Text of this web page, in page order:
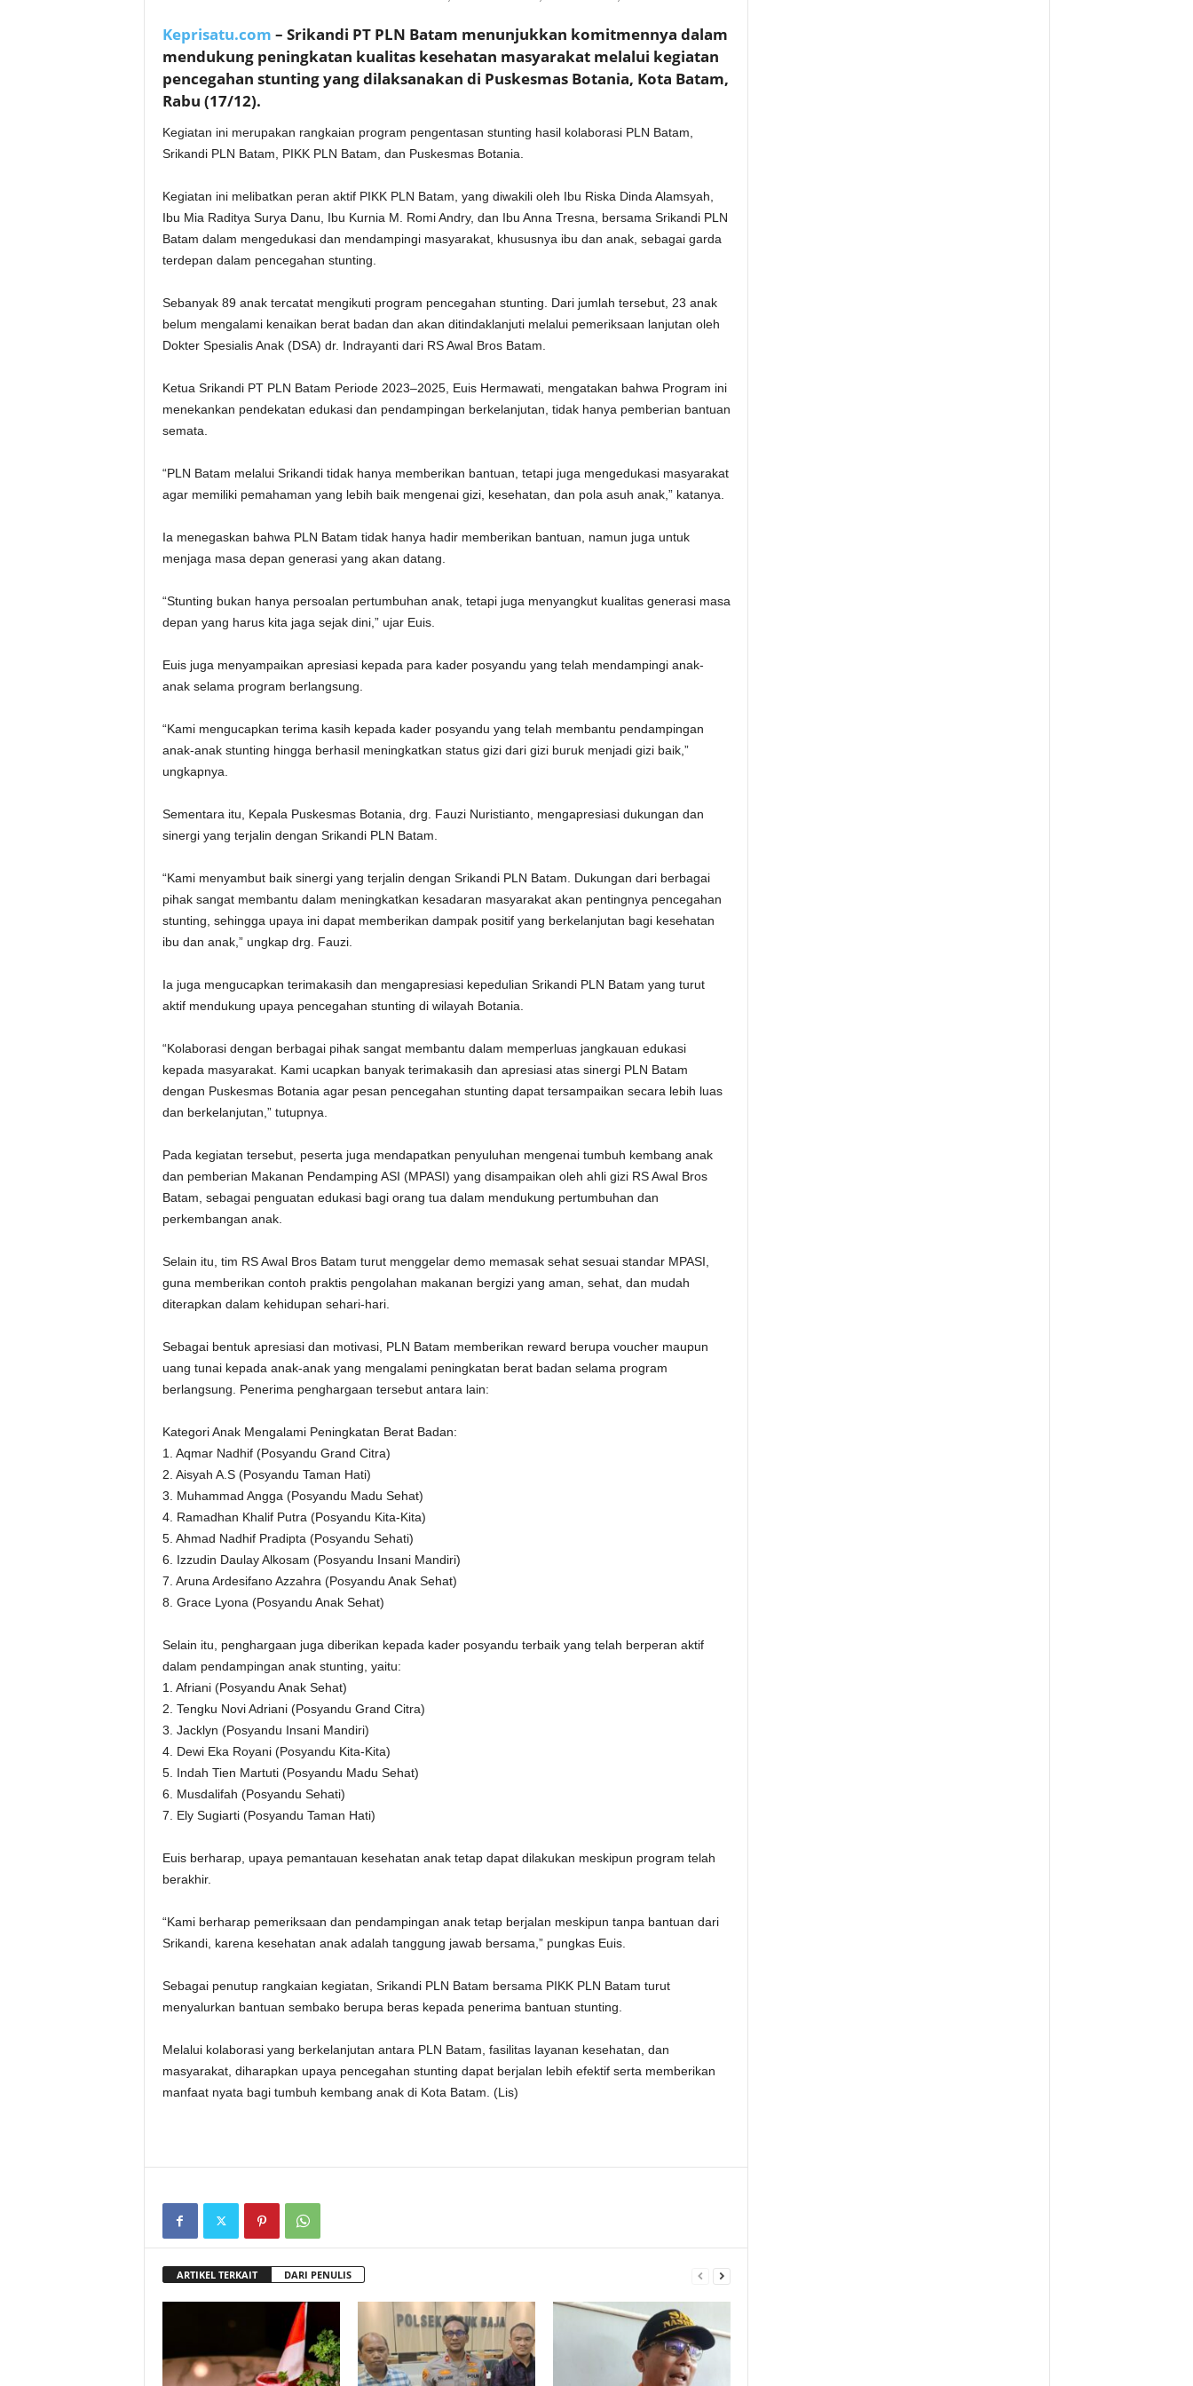
Keprisatu.com – Srikandi PT PLN Batam menunjukkan komitmennya dalam
mendukung peningkatan kualitas kesehatan masyarakat melalui kegiatan
pencegahan stunting yang dilaksanakan di Puskesmas Botania, Kota Batam,
Rabu (17/12).
Kegiatan ini merupakan rangkaian program pengentasan stunting hasil kolaborasi PLN Batam,
Srikandi PLN Batam, PIKK PLN Batam, dan Puskesmas Botania.
Kegiatan ini melibatkan peran aktif PIKK PLN Batam, yang diwakili oleh Ibu Riska Dinda Alamsyah,
Ibu Mia Raditya Surya Danu, Ibu Kurnia M. Romi Andry, dan Ibu Anna Tresna, bersama Srikandi PLN
Batam dalam mengedukasi dan mendampingi masyarakat, khususnya ibu dan anak, sebagai garda
terdepan dalam pencegahan stunting.
Sebanyak 89 anak tercatat mengikuti program pencegahan stunting. Dari jumlah tersebut, 23 anak
belum mengalami kenaikan berat badan dan akan ditindaklanjuti melalui pemeriksaan lanjutan oleh
Dokter Spesialis Anak (DSA) dr. Indrayanti dari RS Awal Bros Batam.
Ketua Srikandi PT PLN Batam Periode 2023–2025, Euis Hermawati, mengatakan bahwa Program ini
menekankan pendekatan edukasi dan pendampingan berkelanjutan, tidak hanya pemberian bantuan
semata.
“PLN Batam melalui Srikandi tidak hanya memberikan bantuan, tetapi juga mengedukasi masyarakat
agar memiliki pemahaman yang lebih baik mengenai gizi, kesehatan, dan pola asuh anak,” katanya.
Ia menegaskan bahwa PLN Batam tidak hanya hadir memberikan bantuan, namun juga untuk
menjaga masa depan generasi yang akan datang.
“Stunting bukan hanya persoalan pertumbuhan anak, tetapi juga menyangkut kualitas generasi masa
depan yang harus kita jaga sejak dini,” ujar Euis.
Euis juga menyampaikan apresiasi kepada para kader posyandu yang telah mendampingi anak-
anak selama program berlangsung.
“Kami mengucapkan terima kasih kepada kader posyandu yang telah membantu pendampingan
anak-anak stunting hingga berhasil meningkatkan status gizi dari gizi buruk menjadi gizi baik,”
ungkapnya.
Sementara itu, Kepala Puskesmas Botania, drg. Fauzi Nuristianto, mengapresiasi dukungan dan
sinergi yang terjalin dengan Srikandi PLN Batam.
“Kami menyambut baik sinergi yang terjalin dengan Srikandi PLN Batam. Dukungan dari berbagai
pihak sangat membantu dalam meningkatkan kesadaran masyarakat akan pentingnya pencegahan
stunting, sehingga upaya ini dapat memberikan dampak positif yang berkelanjutan bagi kesehatan
ibu dan anak,” ungkap drg. Fauzi.
Ia juga mengucapkan terimakasih dan mengapresiasi kepedulian Srikandi PLN Batam yang turut
aktif mendukung upaya pencegahan stunting di wilayah Botania.
“Kolaborasi dengan berbagai pihak sangat membantu dalam memperluas jangkauan edukasi
kepada masyarakat. Kami ucapkan banyak terimakasih dan apresiasi atas sinergi PLN Batam
dengan Puskesmas Botania agar pesan pencegahan stunting dapat tersampaikan secara lebih luas
dan berkelanjutan,” tutupnya.
Pada kegiatan tersebut, peserta juga mendapatkan penyuluhan mengenai tumbuh kembang anak
dan pemberian Makanan Pendamping ASI (MPASI) yang disampaikan oleh ahli gizi RS Awal Bros
Batam, sebagai penguatan edukasi bagi orang tua dalam mendukung pertumbuhan dan
perkembangan anak.
Selain itu, tim RS Awal Bros Batam turut menggelar demo memasak sehat sesuai standar MPASI,
guna memberikan contoh praktis pengolahan makanan bergizi yang aman, sehat, dan mudah
diterapkan dalam kehidupan sehari-hari.
Sebagai bentuk apresiasi dan motivasi, PLN Batam memberikan reward berupa voucher maupun
uang tunai kepada anak-anak yang mengalami peningkatan berat badan selama program
berlangsung. Penerima penghargaan tersebut antara lain:
Kategori Anak Mengalami Peningkatan Berat Badan:
1. Aqmar Nadhif (Posyandu Grand Citra)
2. Aisyah A.S (Posyandu Taman Hati)
3. Muhammad Angga (Posyandu Madu Sehat)
4. Ramadhan Khalif Putra (Posyandu Kita-Kita)
5. Ahmad Nadhif Pradipta (Posyandu Sehati)
6. Izzudin Daulay Alkosam (Posyandu Insani Mandiri)
7. Aruna Ardesifano Azzahra (Posyandu Anak Sehat)
8. Grace Lyona (Posyandu Anak Sehat)
Selain itu, penghargaan juga diberikan kepada kader posyandu terbaik yang telah berperan aktif
dalam pendampingan anak stunting, yaitu:
1. Afriani (Posyandu Anak Sehat)
2. Tengku Novi Adriani (Posyandu Grand Citra)
3. Jacklyn (Posyandu Insani Mandiri)
4. Dewi Eka Royani (Posyandu Kita-Kita)
5. Indah Tien Martuti (Posyandu Madu Sehat)
6. Musdalifah (Posyandu Sehati)
7. Ely Sugiarti (Posyandu Taman Hati)
Euis berharap, upaya pemantauan kesehatan anak tetap dapat dilakukan meskipun program telah
berakhir.
“Kami berharap pemeriksaan dan pendampingan anak tetap berjalan meskipun tanpa bantuan dari
Srikandi, karena kesehatan anak adalah tanggung jawab bersama,” pungkas Euis.
Sebagai penutup rangkaian kegiatan, Srikandi PLN Batam bersama PIKK PLN Batam turut
menyalurkan bantuan sembako berupa beras kepada penerima bantuan stunting.
Melalui kolaborasi yang berkelanjutan antara PLN Batam, fasilitas layanan kesehatan, dan
masyarakat, diharapkan upaya pencegahan stunting dapat berjalan lebih efektif serta memberikan
manfaat nyata bagi tumbuh kembang anak di Kota Batam. (Lis)
ARTIKEL TERKAIT DARI PENULIS